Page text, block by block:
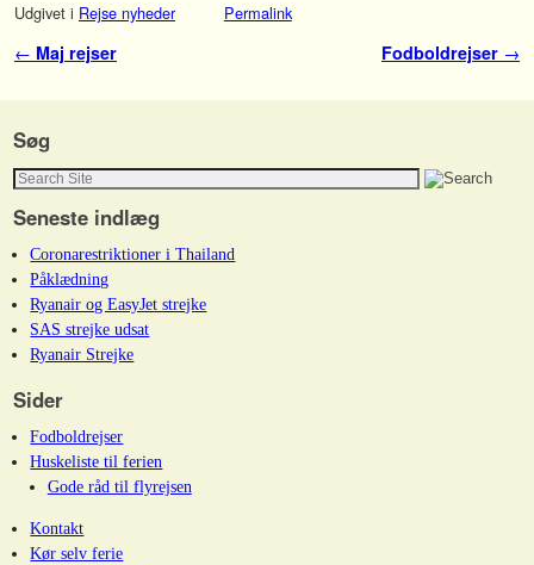
Udgivet i Rejse nyheder Permalink
Indlæg navigation
← Maj rejser Fodboldrejser →
Søg
Seneste indlæg
Coronarestriktioner i Thailand
Påklædning
Ryanair og EasyJet strejke
SAS strejke udsat
Ryanair Strejke
Sider
Fodboldrejser
Huskeliste til ferien
Gode råd til flyrejsen
Kontakt
Kør selv ferie